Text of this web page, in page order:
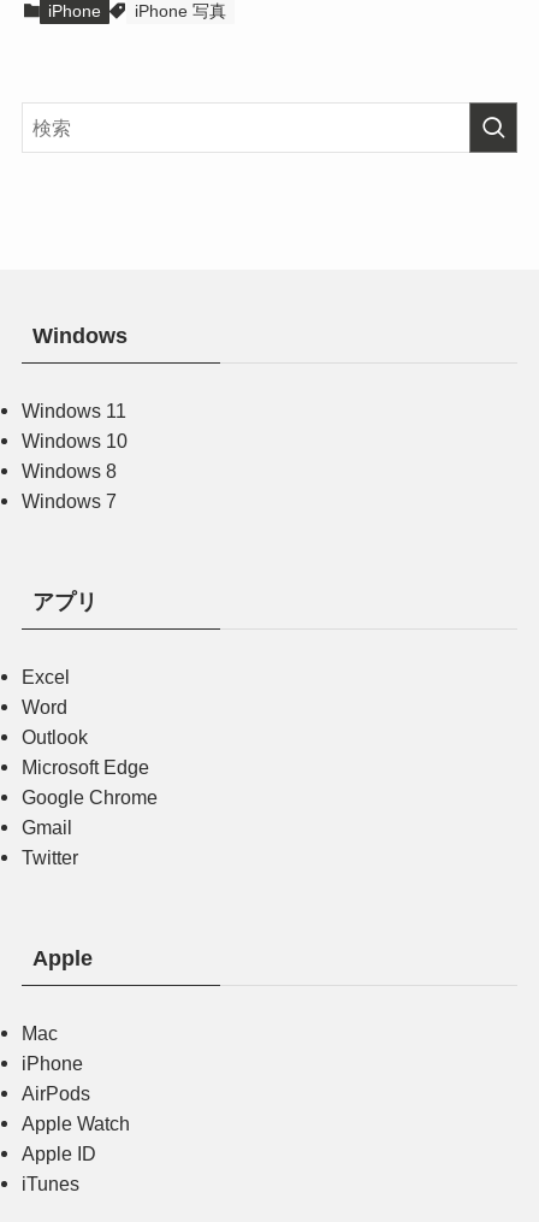
iPhone iPhone 写真
Windows
Windows 11
Windows 10
Windows 8
Windows 7
アプリ
Excel
Word
Outlook
Microsoft Edge
Google Chrome
Gmail
Twitter
Apple
Mac
iPhone
AirPods
Apple Watch
Apple ID
iTunes